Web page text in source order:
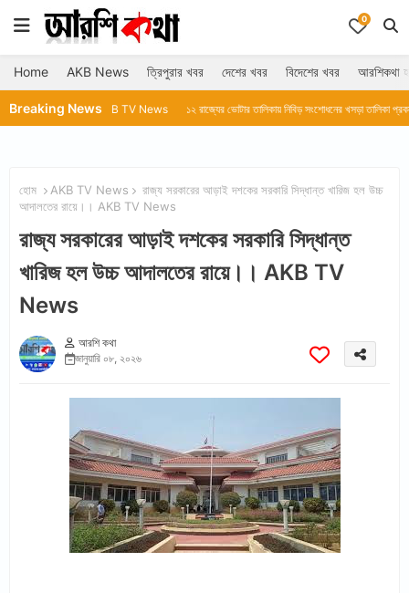
0
Home AKB News ত্রিপুরার খবর দেশের খবর বিদেশের খবর আরশিকথা
Breaking News
TV News ১২ রাজ্যের ভোটার তালিকায় নিবিড় সংশোধনের খসড়া তালিকা প্রকাশ করল নির্বাচন
হোম AKB TV News
রাজ্য সরকারের আড়াই দশকের সরকারি সিদ্ধান্ত খারিজ হল উচ্চ
আদালতের রায়ে।। AKB TV News
রাজ্য সরকারের আড়াই দশকের সরকারি সিদ্ধান্ত
খারিজ হল উচ্চ আদালতের রায়ে।। AKB TV
News
আরশি কথা
জানুয়ারি ০৮, ২০২৬